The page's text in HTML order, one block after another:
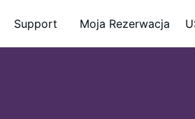
Support Moja Rezerwacja